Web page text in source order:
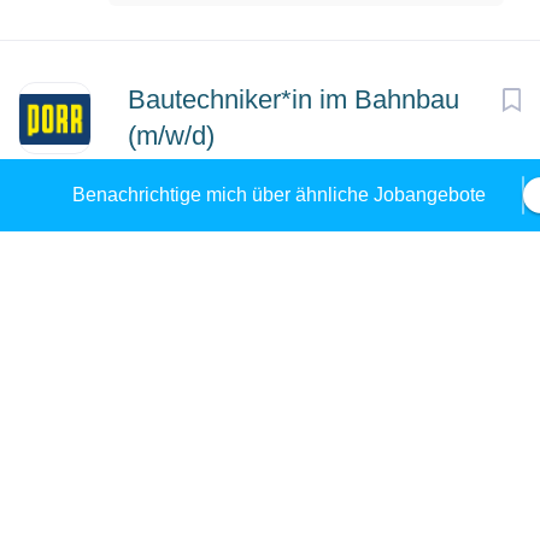
Bautechniker*in im Bahnbau
(m/w/d)
PORR AG Traun, Österreich
10 Dez, 2025
Benachrichtige mich über ähnliche Jobangebote